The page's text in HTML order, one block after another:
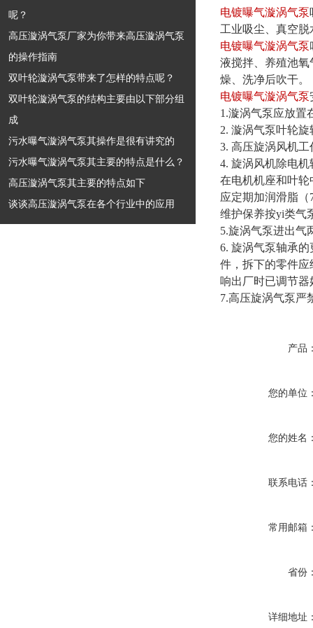
呢？
高压漩涡气泵厂家为你带来高压漩涡气泵
的操作指南
双叶轮漩涡气泵带来了怎样的特点呢？
双叶轮漩涡气泵的结构主要由以下部分组
成
污水曝气漩涡气泵其操作是很有讲究的
污水曝气漩涡气泵其主要的特点是什么？
高压漩涡气泵其主要的特点如下
谈谈高压漩涡气泵在各个行业中的应用
电镀曝气漩涡气泵
工业吸尘、真空
电镀曝气漩涡气泵
液搅拌、养殖池
燥、洗净后吹干。
电镀曝气漩涡气泵
1.漩涡气泵应放置
2. 漩涡气泵叶轮
3. 高压旋涡风机
4. 旋涡风机除电
在电机机座和叶
应定期加润滑脂
维护保养按yi类气
5.旋涡气泵进出气
6. 旋涡气泵轴承
件，拆下的零件
响出厂时已调节器
7.高压旋涡气泵严
产品
您的单位
您的姓名
联系电话
常用邮箱
省份
详细地址